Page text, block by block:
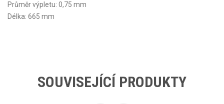
Průměr výpletu: 0,75 mm
Délka: 665 mm
SOUVISEJÍCÍ PRODUKTY